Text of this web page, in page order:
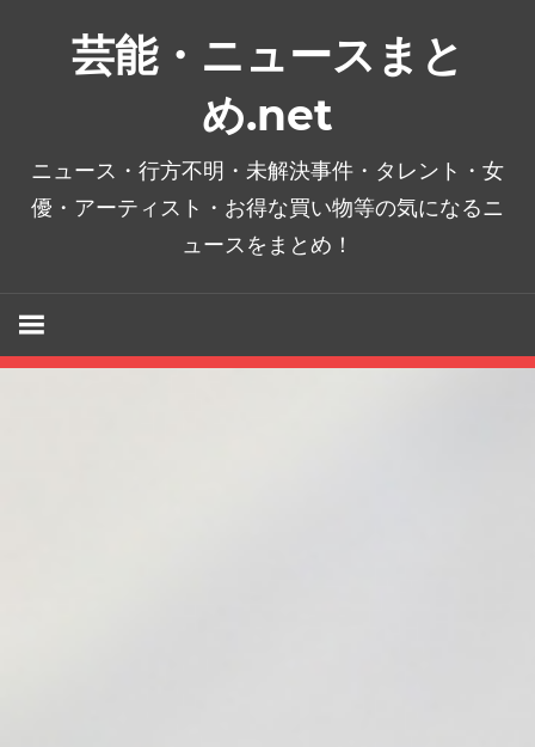
芸能・ニュースまと
め.net
ニュース・行方不明・未解決事件・タレント・女
優・アーティスト・お得な買い物等の気になるニ
ュースをまとめ！